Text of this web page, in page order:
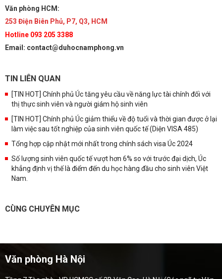
Văn phòng HCM:
253 Điện Biên Phủ, P7, Q3, HCM
Hotline 093 205 3388
Email: contact@duhocnamphong.vn
TIN LIÊN QUAN
[TIN HOT] Chính phủ Úc tăng yêu cầu về năng lực tài chính đối với
thị thực sinh viên và người giám hộ sinh viên
[TIN HOT] Chính phủ Úc giảm thiểu về độ tuổi và thời gian được ở lại
làm việc sau tốt nghiệp của sinh viên quốc tế (Diện VISA 485)
Tổng hợp cập nhật mới nhất trong chính sách visa Úc 2024
Số lượng sinh viên quốc tế vượt hơn 6% so với trước đại dịch, Úc
khẳng định vị thế là điểm đến du học hàng đầu cho sinh viên Việt
Nam.
CÙNG CHUYÊN MỤC
Văn phòng Hà Nội